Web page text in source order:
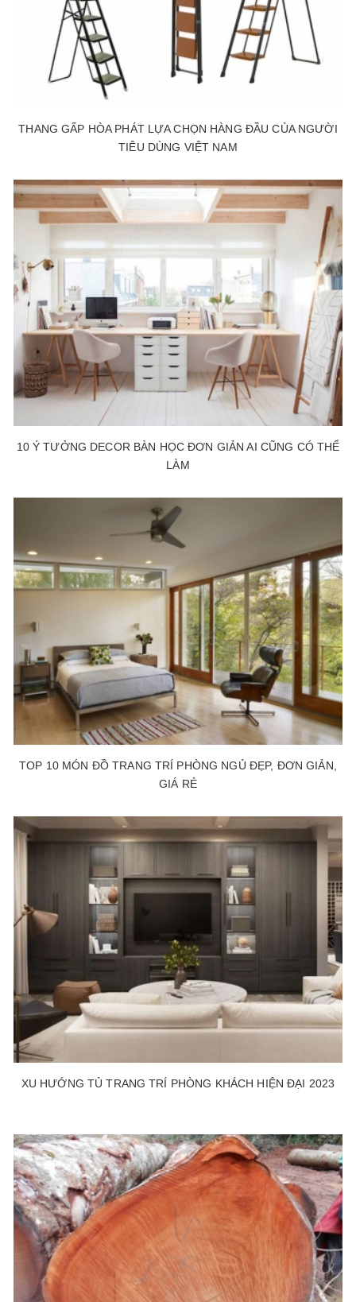
THANG GẤP HÒA PHÁT LỰA CHỌN HÀNG ĐẦU CỦA NGƯỜI
TIÊU DÙNG VIỆT NAM
10 Ý TƯỞNG DECOR BÀN HỌC ĐƠN GIẢN AI CŨNG CÓ THỂ
LÀM
TOP 10 MÓN ĐỒ TRANG TRÍ PHÒNG NGỦ ĐẸP, ĐƠN GIẢN,
GIÁ RẺ
XU HƯỚNG TỦ TRANG TRÍ PHÒNG KHÁCH HIỆN ĐẠI 2023